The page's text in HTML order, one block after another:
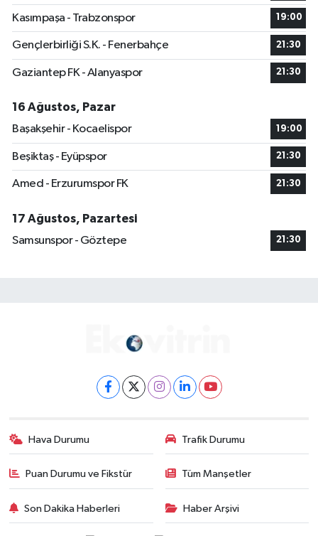
Kasımpaşa - Trabzonspor 19:00
Gençlerbirliği S.K. - Fenerbahçe 21:30
Gaziantep FK - Alanyaspor 21:30
16 Ağustos, Pazar
Başakşehir - Kocaelispor
19:00
Beşiktaş - Eyüpspor 21:30
Amed - Erzurumspor FK 21:30
17 Ağustos, Pazartesi
Samsunspor - Göztepe
21:30
Hava Durumu Trafik Durumu
Puan Durumu ve Fikstür Tüm Manşetler
Son Dakika Haberleri Haber Arşivi